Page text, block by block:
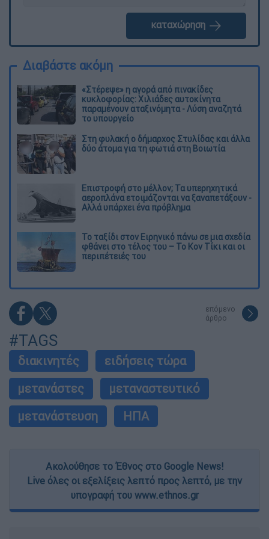
καταχώρηση
Διαβάστε ακόμη
«Στέρεψε» η αγορά από πινακίδες
κυκλοφορίας: Χιλιάδες αυτοκίνητα
παραμένουν αταξινόμητα - Λύση αναζητά
το υπουργείο
Στη φυλακή ο δήμαρχος Στυλίδας και άλλα
δύο άτομα για τη φωτιά στη Βοιωτία
Επιστροφή στο μέλλον; Τα υπερηχητικά
αεροπλάνα ετοιμάζονται να ξαναπετάξουν -
Αλλά υπάρχει ένα πρόβλημα
Το ταξίδι στον Ειρηνικό πάνω σε μια σχεδία
φθάνει στο τέλος του – Το Κον Τίκι και οι
περιπέτειές του
επόμενο
άρθρο
#TAGS
διακινητές
ειδήσεις τώρα
μετανάστες
μεταναστευτικό
μετανάστευση
ΗΠΑ
Ακολούθησε το Έθνος στο Google News!
Live όλες οι εξελίξεις λεπτό προς λεπτό, με την
υπογραφή του www.ethnos.gr